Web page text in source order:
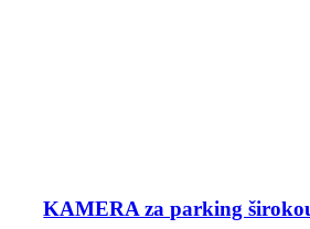
KAMERA za parking